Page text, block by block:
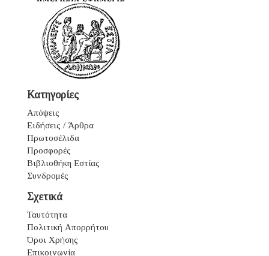
Κατηγορίες
Απόψεις
Ειδήσεις / Άρθρα
Πρωτοσέλιδα
Προσφορές
Βιβλιοθήκη Εστίας
Συνδρομές
Σχετικά
Ταυτότητα
Πολιτική Απορρήτου
Όροι Χρήσης
Επικοινωνία